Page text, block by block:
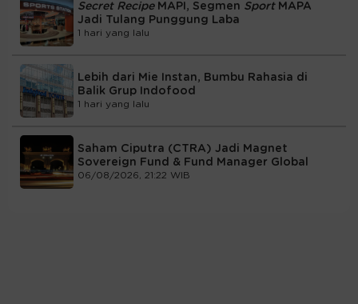
Secret RecipeMAPI, Segmen Sport MAPA
Jadi Tulang Punggung Laba
1 hari yang lalu
Lebih dari Mie Instan, Bumbu Rahasia di
Balik Grup Indofood
1 hari yang lalu
Saham Ciputra (CTRA) Jadi Magnet
Sovereign Fund & Fund Manager Global
06/08/2026, 21:22 WIB